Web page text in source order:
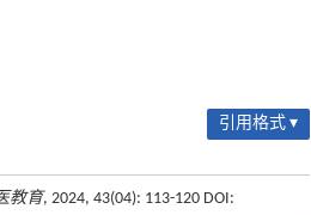
引用格式 ▾
教育, 2024, 43(04): 113-120 DOI: